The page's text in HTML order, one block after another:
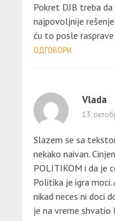
Pokret DJB treba
najpovoljnije
ću to posle
ОДГОВОРИ
Vlada
13.
Slazem se sa
nekako naivan.
POLITIKOM i da je
Politika je igra moci.
nikad neces ni doci
je na vreme shvatio